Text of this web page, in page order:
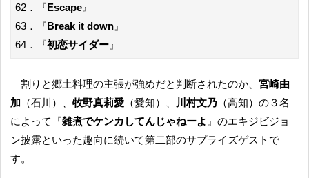
62．『Escape 』
63．『Break it down 』
64．『初恋サイダー 』
割りと郷土料理の主張が強めだと判断されたのか、宮崎由
加 （石川）、 牧野真莉愛 （愛知）、 川村文乃 （高知）の３名
によって『雑煮でケンカしてんじゃねーよ 』のエキジビジョ
ン披露といった趣向に続いて第二部のサプライズゲストで
す。